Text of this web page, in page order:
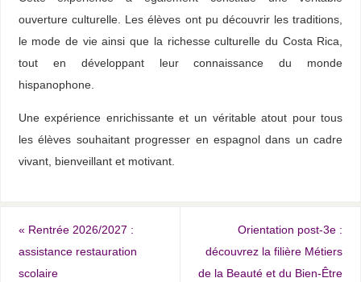
ouverture culturelle. Les élèves ont pu découvrir les traditions,
le mode de vie ainsi que la richesse culturelle du Costa Rica,
tout en développant leur connaissance du monde
hispanophone.
Une expérience enrichissante et un véritable atout pour tous
les élèves souhaitant progresser en espagnol dans un cadre
vivant, bienveillant et motivant.
« Rentrée 2026/2027 :
assistance restauration
scolaire
Orientation post-3e :
découvrez la filière Métiers
de la Beauté et du Bien-Être